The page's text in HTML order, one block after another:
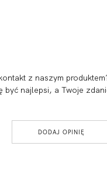
z naszym
być najlepsi, a Twoje
DODAJ OPINIĘ